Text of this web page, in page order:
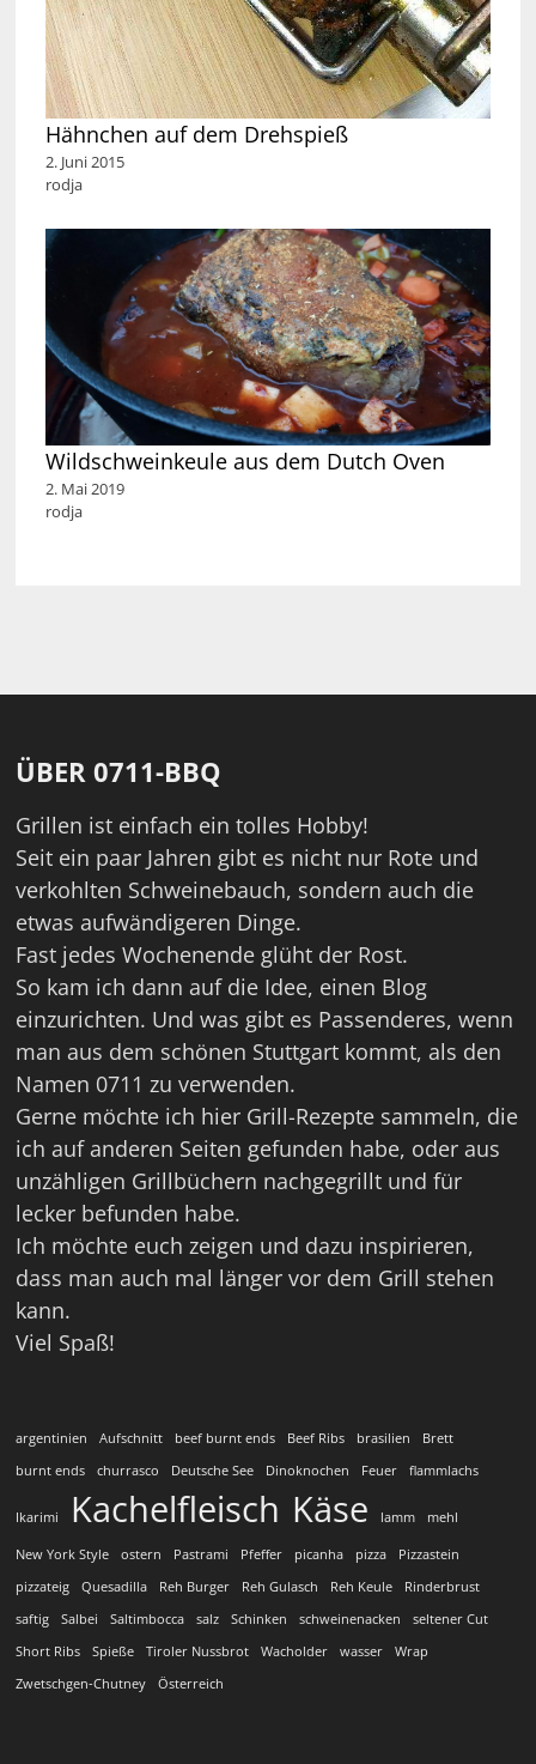
Hähnchen auf dem Drehspieß
2. Juni 2015
rodja
Wildschweinkeule aus dem Dutch Oven
2. Mai 2019
rodja
ÜBER 0711-BBQ
Grillen ist einfach ein tolles Hobby!
Seit ein paar Jahren gibt es nicht nur Rote und
verkohlten Schweinebauch, sondern auch die
etwas aufwändigeren Dinge.
Fast jedes Wochenende glüht der Rost.
So kam ich dann auf die Idee, einen Blog
einzurichten. Und was gibt es Passenderes, wenn
man aus dem schönen Stuttgart kommt, als den
Namen 0711 zu verwenden.
Gerne möchte ich hier Grill-Rezepte sammeln, die
ich auf anderen Seiten gefunden habe, oder aus
unzähligen Grillbüchern nachgegrillt und für
lecker befunden habe.
Ich möchte euch zeigen und dazu inspirieren,
dass man auch mal länger vor dem Grill stehen
kann.
Viel Spaß!
argentinien Aufschnitt beef burnt ends Beef Ribs brasilien
Brett
burnt ends
churrasco Deutsche See Dinoknochen Feuer flammlachs
Ikarimi Kachelfleisch Käse lamm mehl
New York Style ostern Pastrami Pfeffer picanha pizza
Pizzastein
pizzateig
Quesadilla Reh Burger Reh Gulasch Reh Keule
Rinderbrust
saftig
Salbei Saltimbocca salz Schinken schweinenacken
seltener Cut
Short Ribs
Spieße Tiroler Nussbrot Wacholder wasser
Wrap
Zwetschgen-Chutney
Österreich